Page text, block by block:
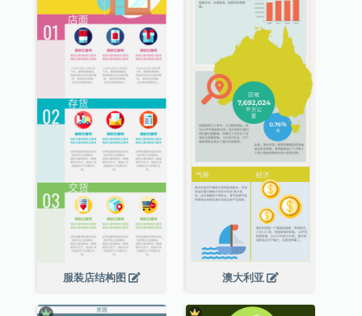
服装店结构图 澳大利亚